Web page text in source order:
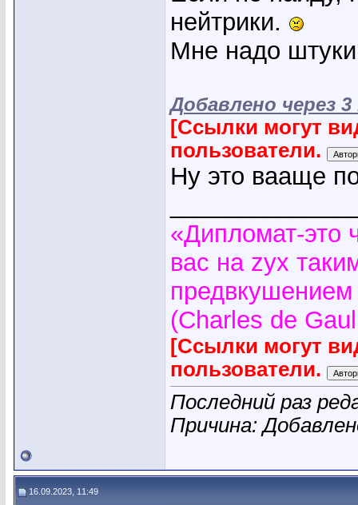
нейтрики.
Мне надо
Добавлено через
[Ссылки могут
пользователи.
Ну это вааще
«Дипломат-это
вас на zyx
(Charles de
[Ссылки могут
пользователи.
Последний раз
Причина:
16.09.2023, 11:49